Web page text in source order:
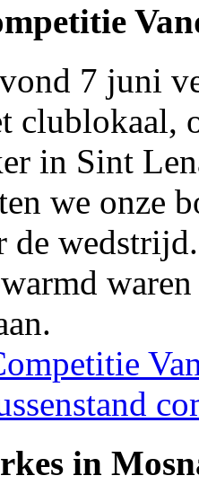
7 juni
clublokaal,
in Sint
we onze
de
in